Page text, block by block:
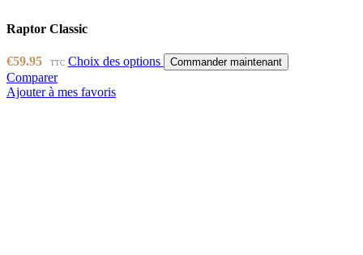
Raptor Classic
€59.95 TTC Choix des options Commander maintenant
Comparer
Ajouter à mes favoris